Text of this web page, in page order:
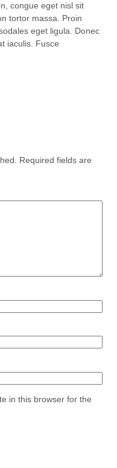
congue eget nisl sit
tortor massa. Proin
eget ligula. Donec
iaculis. Fusce
Required fields are
in this browser for the